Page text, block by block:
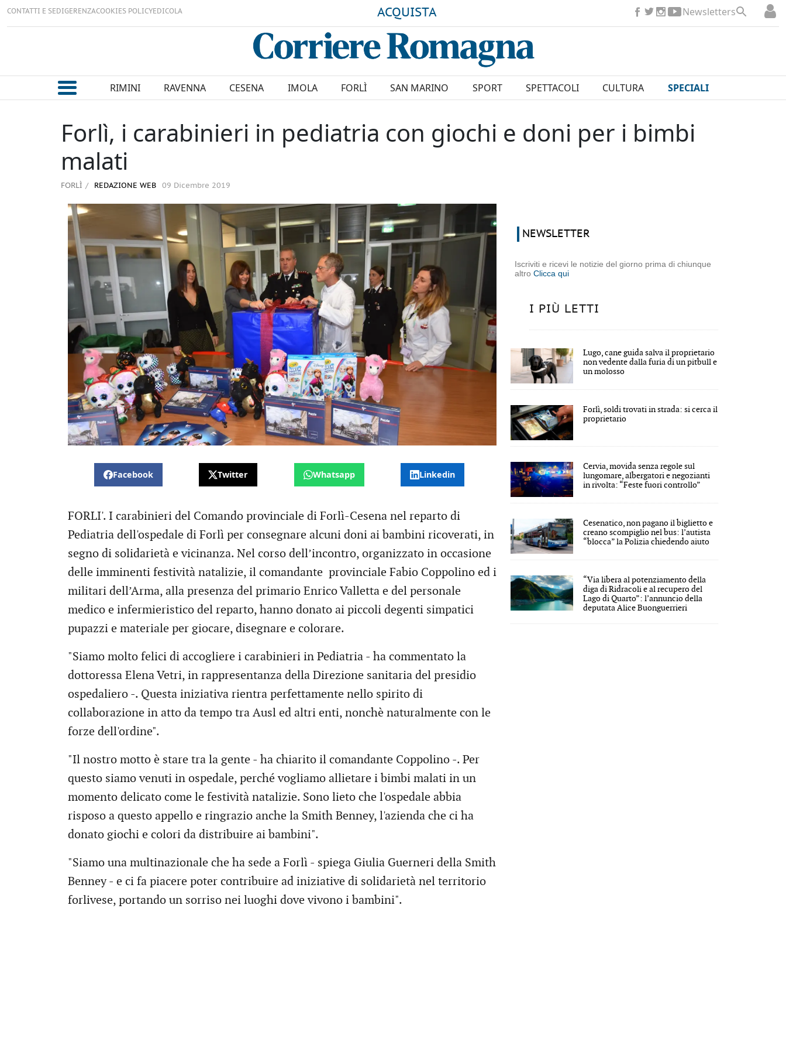
CONTATTI E SEDIGERENZACOOKIES POLICYEDICOLA ACQUISTA Newsletters
RIMINI RAVENNA CESENA IMOLA FORLÌ SAN MARINO SPORT SPETTACOLI CULTURA SPECIALI
Forlì, i carabinieri in pediatria con giochi e doni per i bimbi
malati
FORLÌ REDAZIONE WEB 09 Dicembre 2019
Facebook Twitter Whatsapp Linkedin
FORLI'. I carabinieri del Comando provinciale di Forlì-Cesena nel reparto di
Pediatria dell'ospedale di Forlì per consegnare alcuni doni ai bambini ricoverati, in
segno di solidarietà e vicinanza. Nel corso dell’incontro, organizzato in occasione
delle imminenti festività natalizie, il comandante provinciale Fabio Coppolino ed i
militari dell’Arma, alla presenza del primario Enrico Valletta e del personale
medico e infermieristico del reparto, hanno donato ai piccoli degenti simpatici
pupazzi e materiale per giocare, disegnare e colorare.
"Siamo molto felici di accogliere i carabinieri in Pediatria - ha commentato la
dottoressa Elena Vetri, in rappresentanza della Direzione sanitaria del presidio
ospedaliero -. Questa iniziativa rientra perfettamente nello spirito di
collaborazione in atto da tempo tra Ausl ed altri enti, nonchè naturalmente con le
forze dell'ordine".
"Il nostro motto è stare tra la gente - ha chiarito il comandante Coppolino -. Per
questo siamo venuti in ospedale, perché vogliamo allietare i bimbi malati in un
momento delicato come le festività natalizie. Sono lieto che l'ospedale abbia
risposo a questo appello e ringrazio anche la Smith Benney, l'azienda che ci ha
donato giochi e colori da distribuire ai bambini".
"Siamo una multinazionale che ha sede a Forlì - spiega Giulia Guerneri della Smith
Benney - e ci fa piacere poter contribuire ad iniziative di solidarietà nel territorio
forlivese, portando un sorriso nei luoghi dove vivono i bambini".
NEWSLETTER
Iscriviti e ricevi le notizie del giorno prima di chiunque
altroClicca qui
I PIÙ LETTI
Lugo, cane guida salva il proprietario
non vedente dalla furia di un pitbull e
un molosso
Forlì, soldi trovati in strada: si cerca il
proprietario
Cervia, movida senza regole sul
lungomare, albergatori e negozianti
in rivolta: “Feste fuori controllo”
Cesenatico, non pagano il biglietto e
creano scompiglio nel bus: l’autista
“blocca” la Polizia chiedendo aiuto
“Via libera al potenziamento della
diga di Ridracoli e al recupero del
Lago di Quarto”: l’annuncio della
deputata Alice Buonguerrieri